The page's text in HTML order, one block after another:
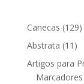
Canecas 129
Abstrata 11 11
Artigos para